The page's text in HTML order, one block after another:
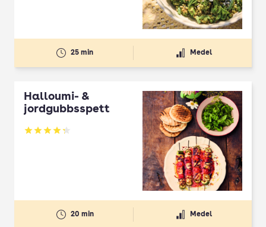
25 min Medel
Halloumi- &
jordgubbsspett
Betyg: 4.3 av 5
20 min Medel